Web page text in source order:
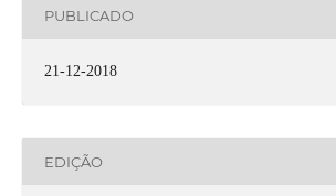
PUBLICADO
21-12-2018
EDIÇÃO